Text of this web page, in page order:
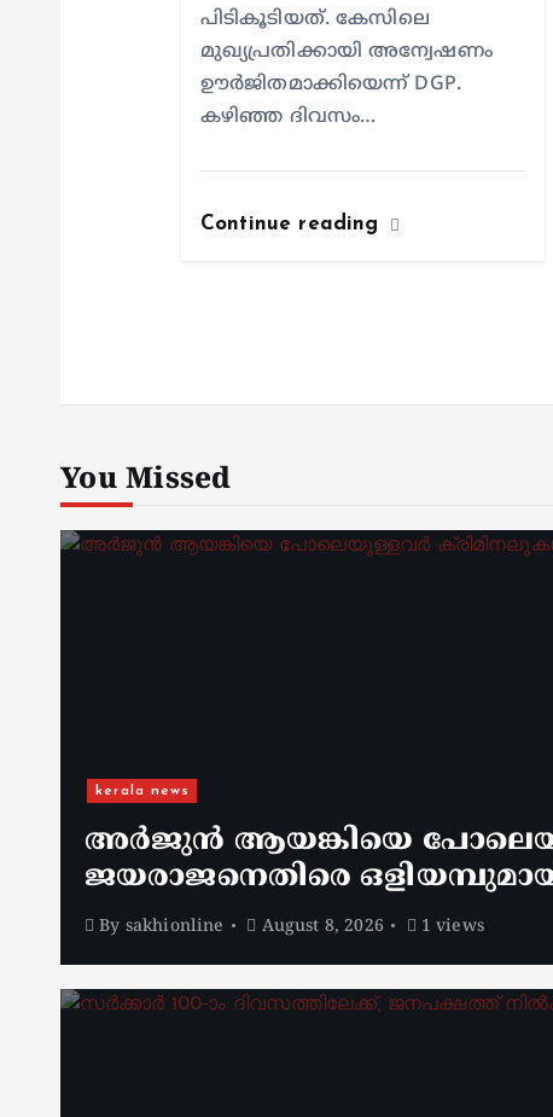
പിടികൂടിയത്. കേസിലെ
മുഖ്യപ്രതിക്കായി അന്വേഷണം
ഊർജിതമാക്കിയെന്ന് DGP.
കഴിഞ്ഞ ദിവസം…
Continue reading
You Missed
kerala news
അർജുൻ ആയങ്കിയെ
ജയരാജനെതിരെ
By sakhionline August 8, 2026 1 views